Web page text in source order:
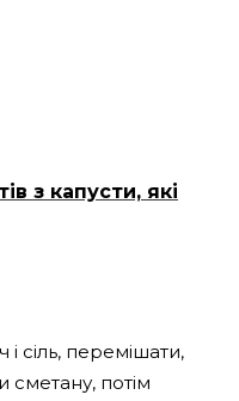
з капусти, які
сіль, перемішати,
сметану, потім